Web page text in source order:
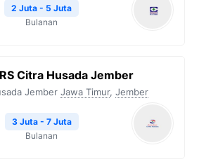
2 Juta - 5 Juta
Bulanan
Citra Husada Jember
Jember Jawa Timur, Jember
3 Juta - 7 Juta
Bulanan